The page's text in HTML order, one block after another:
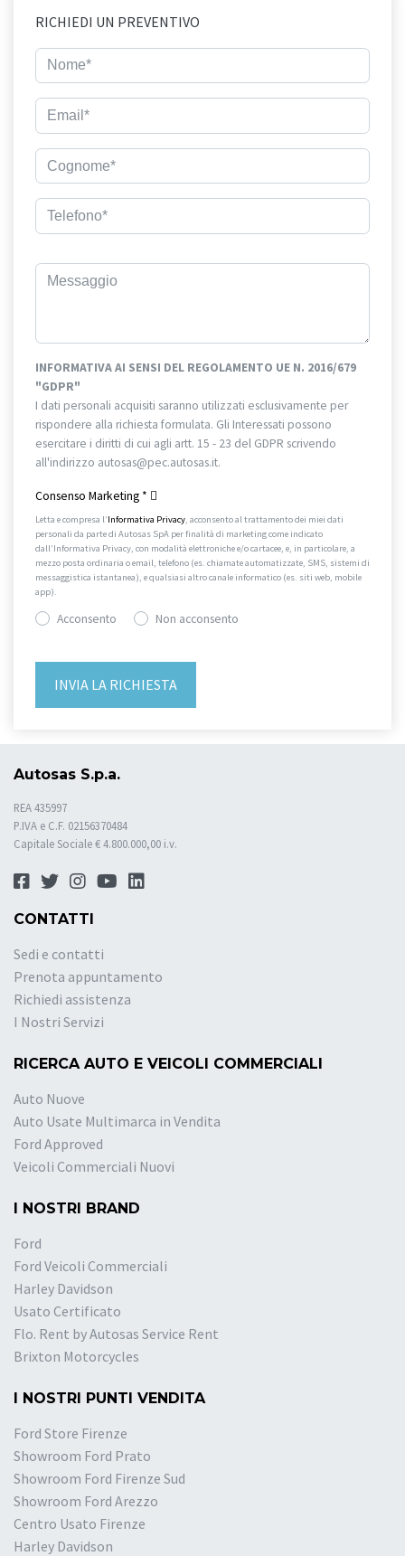
RICHIEDI UN PREVENTIVO
INFORMATIVA AI SENSI DEL REGOLAMENTO UE N. 2016/679
"GDPR"
I dati personali acquisiti saranno utilizzati esclusivamente per
rispondere alla richiesta formulata. Gli Interessati possono
esercitare i diritti di cui agli artt. 15 - 23 del GDPR scrivendo
all'indirizzo autosas@pec.autosas.it.
Consenso Marketing *
Letta e compresa l’Informativa Privacy, acconsento al trattamento dei miei dati
personali da parte di Autosas SpA per finalità di marketing come indicato
dall’Informativa Privacy, con modalità elettroniche e/o cartacee, e, in particolare, a
mezzo posta ordinaria o email, telefono (es. chiamate automatizzate, SMS, sistemi di
messaggistica istantanea), e qualsiasi altro canale informatico (es. siti web, mobile
app).
Acconsento Non acconsento
Autosas S.p.a.
REA 435997
P.IVA e C.F. 02156370484
Capitale Sociale € 4.800.000,00 i.v.
CONTATTI
Sedi e contatti
Prenota appuntamento
Richiedi assistenza
I Nostri Servizi
RICERCA AUTO E VEICOLI COMMERCIALI
Auto Nuove
Auto Usate Multimarca in Vendita
Ford Approved
Veicoli Commerciali Nuovi
I NOSTRI BRAND
Ford
Ford Veicoli Commerciali
Harley Davidson
Usato Certificato
Flo. Rent by Autosas Service Rent
Brixton Motorcycles
I NOSTRI PUNTI VENDITA
Ford Store Firenze
Showroom Ford Prato
Showroom Ford Firenze Sud
Showroom Ford Arezzo
Centro Usato Firenze
Harley Davidson